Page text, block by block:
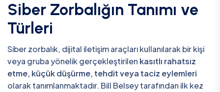
Siber Zorbalığın Tanımı ve
Türleri
Siber zorbalık, dijital iletişim araçları kullanılarak bir kişi
veya gruba yönelik gerçekleştirilen kasıtlı rahatsız
etme, küçük düşürme, tehdit veya taciz eylemleri
olarak tanımlanmaktadır. Bill Belsey tarafından ilk kez